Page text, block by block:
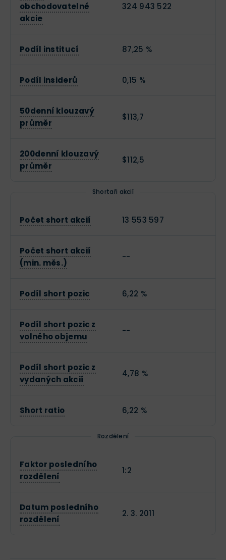
obchodovatelné
akcie
324 943 522
Podíl institucí 87,25 %
Podíl insiderů 0,15 %
50denní klouzavý
průměr
$113,7
200denní klouzavý
průměr
$112,5
Shortaři akcií
Počet short akcií 13 553 597
Počet short akcií
(min. měs.)
--
Podíl short pozic 6,22 %
Podíl short pozic z
volného objemu
--
Podíl short pozic z
vydaných akcií
4,78 %
Short ratio 6,22 %
Rozdělení
Faktor posledního
rozdělení
1:2
Datum posledního
rozdělení
2. 3. 2011